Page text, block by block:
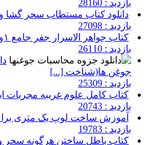
بازدید : 28160
دانلود کتاب مستطاب سحر گشا
بازدید : 27098
کتاب جواهر الاسرار جفر جامع ۱و۲
بازدید : 26110
جوغن ها(شناخت [...]
بازدید : 25309
کتاب کامل علوم غریبه مجربات
بازدید : 20743
آموزش ساخت لوپ یک متری
بازدید : 19783
کتاب باطل ساختن هرگونه سحر